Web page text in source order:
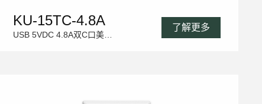
KU-15TC-4.8A 了解更多